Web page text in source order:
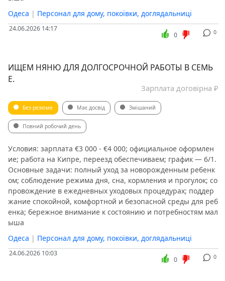
Одеса | Персонал для дому, покоївки, доглядальниці
24.06.2026 14:17 0
0
ИЩЕМ НЯНЮ ДЛЯ ДОЛГОСРОЧНОЙ РАБОТЫ В СЕМЬ
Е.
Зарплата договірна ₽
Без резюме Має досвід Змішаний
Повний робочий день
Условия: зарплата €3 000 - €4 000; официальное оформлен
ие; работа на Кипре, переезд обеспечиваем; график — 6/1.
Основные задачи: полный уход за новорожденным ребенк
ом; соблюдение режима дня, сна, кормления и прогулок; со
провождение в ежедневных уходовых процедурах; поддер
жание спокойной, комфортной и безопасной среды для реб
енка; бережное внимание к состоянию и потребностям мал
ыша
Одеса | Персонал для дому, покоївки, доглядальниці
24.06.2026 10:03 0
0